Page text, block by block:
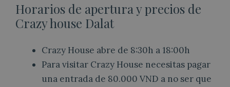
Horarios de apertura y precios de
Crazy house Dalat
Crazy House abre de 8:30h a 18:00h
Para visitar Crazy House necesitas pagar
una entrada de 80.000 VND a no ser que